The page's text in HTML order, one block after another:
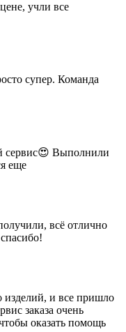
учли все
супер. Команда
сервис😍 Выполнили
еще
всё отлично
изделий, и все пришло
заказа очень
оказать помощь